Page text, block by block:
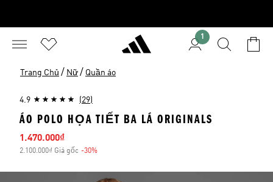
1
Trang Chủ / Nữ / Quần áo
4.9 (29)
ÁO POLO HỌA TIẾT BA LÁ ORIGINALS
Giá bán
1.470.000₫
2.100.000₫ Giá gốc -30%